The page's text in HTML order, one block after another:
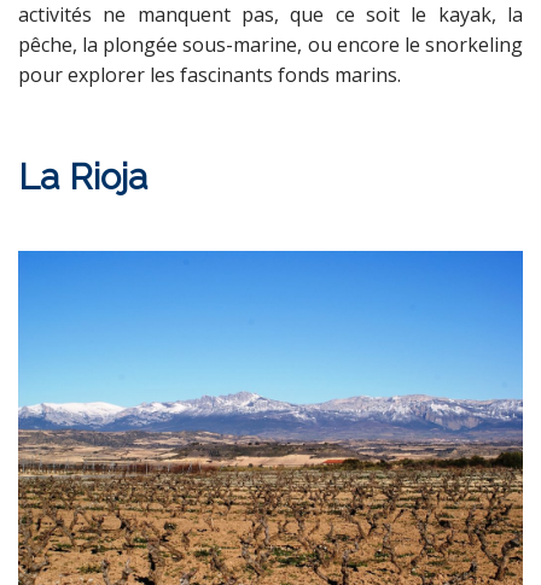
activités ne manquent pas, que ce soit le kayak, la
pêche, la plongée sous-marine, ou encore le snorkeling
pour explorer les fascinants fonds marins.
La Rioja